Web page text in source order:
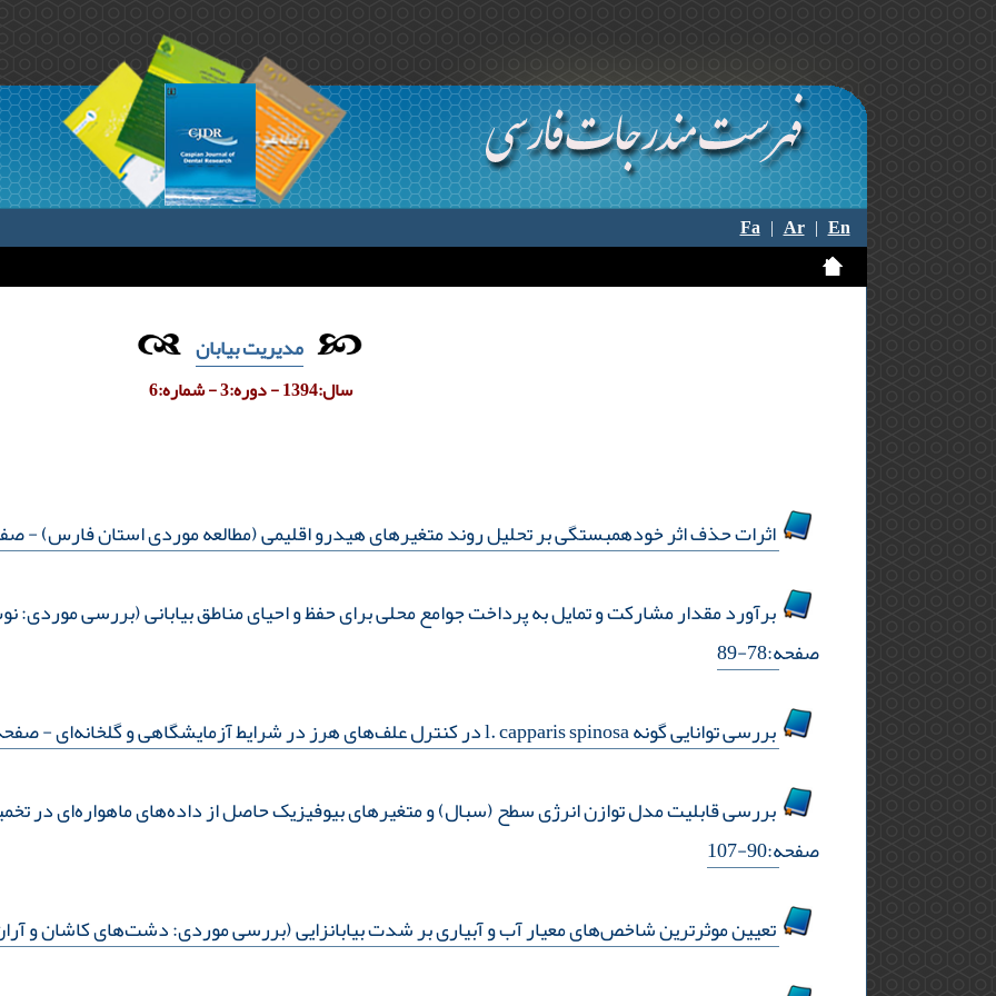
Fa|Ar|En
مدیریت بیابان
سال:1394 - دوره:3 - شماره:6
اثرات حذف اثر خودهمبستگی بر تحلیل روند متغیرهای هیدرو اقلیمی (مطالعه موردی استان فارس)-
برآورد مقدار مشارکت و تمایل به پرداخت جوامع محلی برای حفظ و احیای مناطق بیابانی (بررسی
صفحه:78-89
بررسی توانایی گونه l. capparis spinosa در کنترل علف‌های هرز در شرایط آزمایشگاهی و گلخانه‌ای
-
بررسی قابلیت مدل توازن انرژی سطح (سبال) و متغیرهای بیوفیزیک حاصل از داده‌های ماهواره‌ای در
صفحه:90-107
تعیین موثرترین شاخص‌های معیار آب و آبیاری بر شدت بیابان‎زایی (بررسی موردی: دشت‌های کاشان و آران بیدگل)